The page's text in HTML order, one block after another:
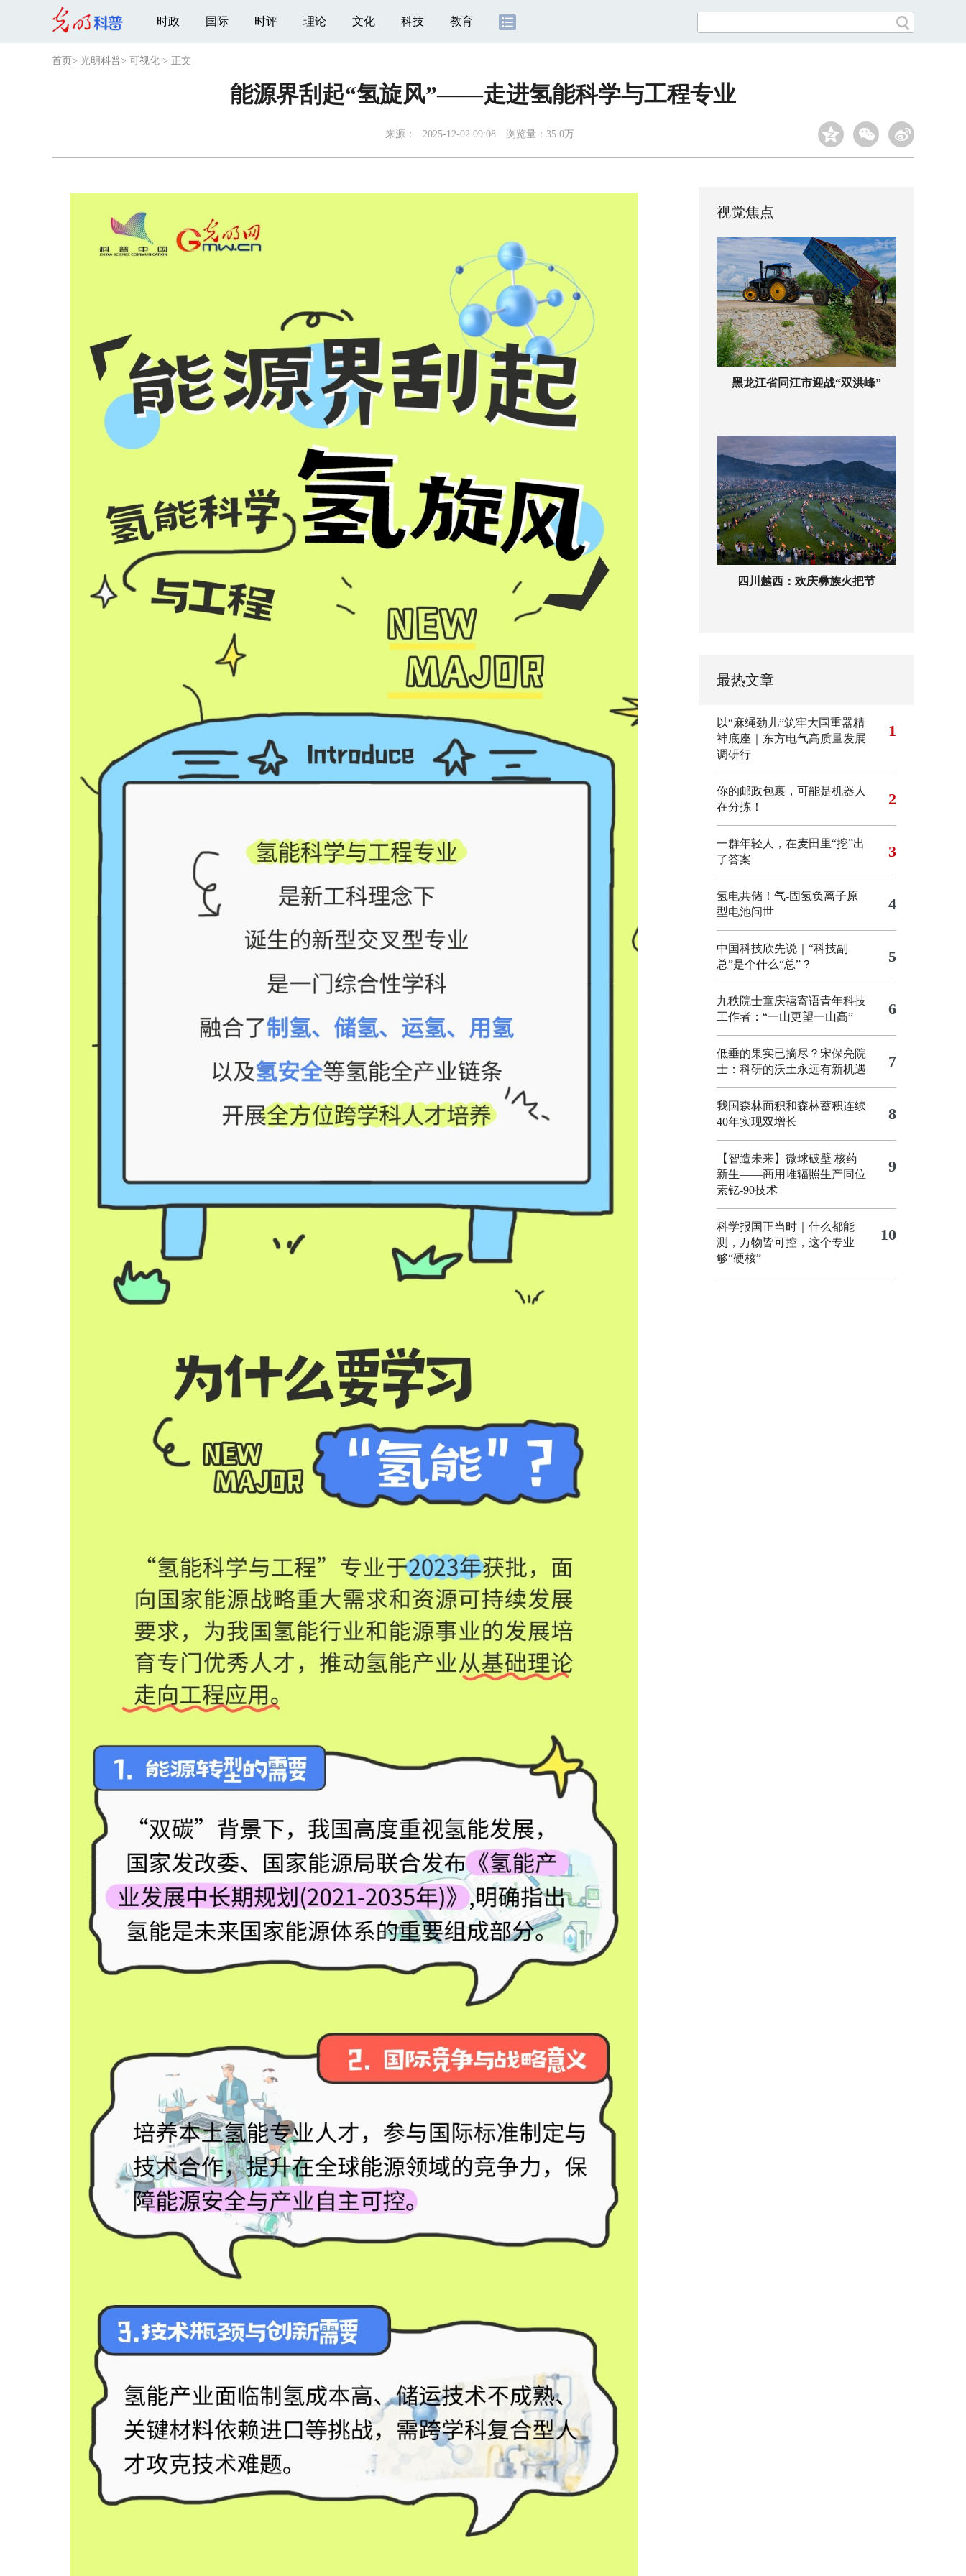
时政 国际 时评 理论 文化 科技 教育
首页 > 光明科普> 可视化 > 正文
能源界刮起“氢旋风”——走进氢能科学与工程专业
来源： 2025-12-02 09:08 浏览量：35.0万
视觉焦点
黑龙江省同江市迎战“双洪峰”
四川越西：欢庆彝族火把节
最热文章
以“麻绳劲儿”筑牢大国重器精
神底座｜东方电气高质量发展
调研行
1
你的邮政包裹，可能是机器人
在分拣！
2
一群年轻人，在麦田里“挖”出
了答案
3
氢电共储！气-固氢负离子原
型电池问世
4
中国科技欣先说｜“科技副
总”是个什么“总”？
5
九秩院士童庆禧寄语青年科技
工作者：“一山更望一山高”
6
低垂的果实已摘尽？宋保亮院
士：科研的沃土永远有新机遇
7
我国森林面积和森林蓄积连续
40年实现双增长
8
【智造未来】微球破壁 核药
新生——商用堆辐照生产同位
素钇-90技术
9
科学报国正当时｜什么都能
测，万物皆可控，这个专业
够“硬核”
10